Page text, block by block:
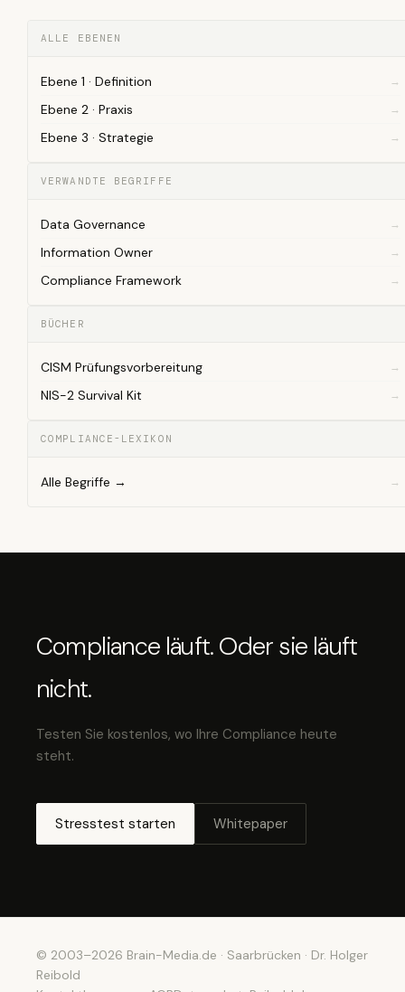
ALLE EBENEN
Ebene 1 · Definition
Ebene 2 · Praxis
Ebene 3 · Strategie
VERWANDTE BEGRIFFE
Data Governance
Information Owner
Compliance Framework
BÜCHER
CISM Prüfungsvorbereitung
NIS-2 Survival Kit
COMPLIANCE-LEXIKON
Alle Begriffe →
Compliance läuft. Oder sie läuft
nicht.
Testen Sie kostenlos, wo Ihre Compliance heute
steht.
Stresstest starten Whitepaper
© 2003–2026 Brain-Media.de · Saarbrücken · Dr. Holger
Reibold